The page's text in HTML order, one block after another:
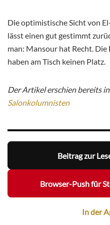
Die optimistische Sicht von
lässt einen gut gestimmt
man: Mansour hat Recht.
haben am Tisch keinen Platz.
Der Artikel erschien bereits
Salonkolumnisten
Beitrag zur
Browser-Push für
In der